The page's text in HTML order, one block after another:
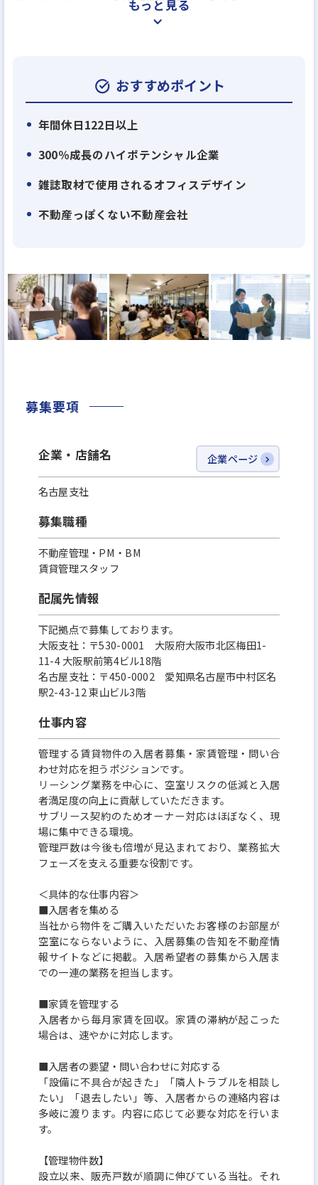
込み等)で顧客集客を行っていましたが、弊社では完
全インバウンド集客(WEBマーケティングの活用)を確
立。
での成長を実現してきました。今後はマーケティング
オートメーションによる実務効率化、
salesforceを活用したAIによるKPI改善などを実現
・どうやってお客様に不動産投資を勧める？？
SNSを中心とした広告媒体から『資産運用に興味を
持つ』方へアプローチし、弊社主催のWEBマネーセ
ミナーにご参加いただきます。
けていただいたうえでコンサルタントがヒアリン
・オーナー様にとって『すべてをTAPPで完結でき
る』会社です 8期目のベンチャー企業ながら、不動産
差し上げています。
定期的な勉強会・交流会も 実施しており、お客様と
長期的な関係を築くための施策を随時増やしていま
もっと見る
おすすめポイント
年間休日122日以上
300％成長のハイポテンシャル企業
雑誌取材で使用されるオフィスデザイン
不動産っぽくない不動産会社
募集要項
企業・店舗名 企業ページ
名古屋支社
募集職種
不動産管理・PM・BM
賃貸管理スタッフ
配属先情報
下記拠点で募集しております。
大阪支社：〒530-0001 大阪府大阪市北区梅田1-
11-4 大阪駅前第4ビル18階
名古屋支社：〒450-0002 愛知県名古屋市中村区名
駅2-43-12 東山ビル3階
仕事内容
管理する賃貸物件の入居者募集・家賃管理・問い合
わせ対応を担うポジションです。
リーシング業務を中心に、空室リスクの低減と入居
者満足度の向上に貢献していただきます。
サブリース契約のためオーナー対応はほぼなく、現
場に集中できる環境。
管理戸数は今後も倍増が見込まれており、業務拡大
フェーズを支える重要な役割です。
＜具体的な仕事内容＞
■入居者を集める
当社から物件をご購入いただいたお客様のお部屋が
空室にならないように、入居募集の告知を不動産情
報サイトなどに掲載。入居希望者の募集から入居ま
での一連の業務を担当します。
■家賃を管理する
入居者から毎月家賃を回収。家賃の滞納が起こった
場合は、速やかに対応します。
■入居者の要望・問い合わせに対応する
「設備に不具合が起きた」「隣人トラブルを相談し
たい」「退去したい」等、入居者からの連絡内容は
多岐に渡ります。内容に応じて必要な対応を行いま
す。
【管理物件数】
設立以来、販売戸数が順調に伸びている当社。それ